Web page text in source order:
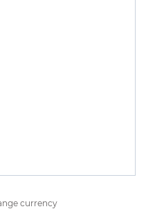
currency